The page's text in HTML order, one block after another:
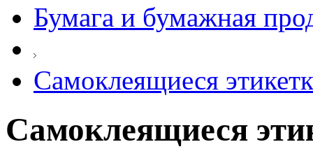
Бумага и бумажная
Самоклеящиеся
Самоклеящиеся